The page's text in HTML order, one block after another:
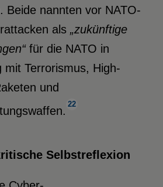
Beide nannten vor NATO-
als „zukünftige
für die NATO in
mit Terrorismus, High-
und
22
Selbstreflexion